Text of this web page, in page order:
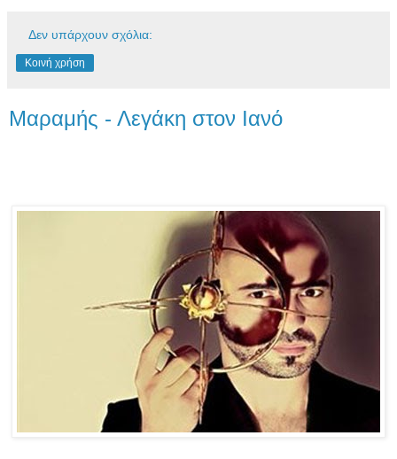
Δεν υπάρχουν σχόλια:
Κοινή χρήση
Μαραμής - Λεγάκη στον Ιανό